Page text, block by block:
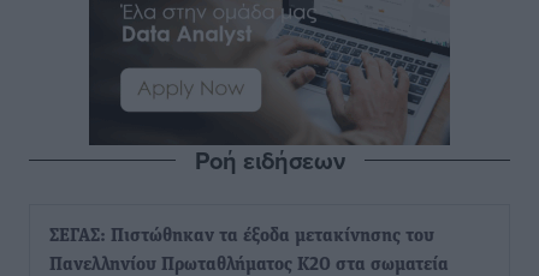
Ροή ειδήσεων
ΣΕΓΑΣ: Πιστώθηκαν τα έξοδα μετακίνησης του
Πανελληνίου Πρωταθλήματος Κ20 στα σωματεία